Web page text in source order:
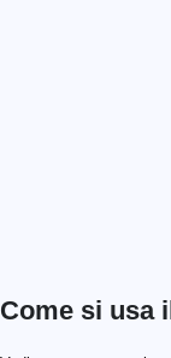
Come si usa